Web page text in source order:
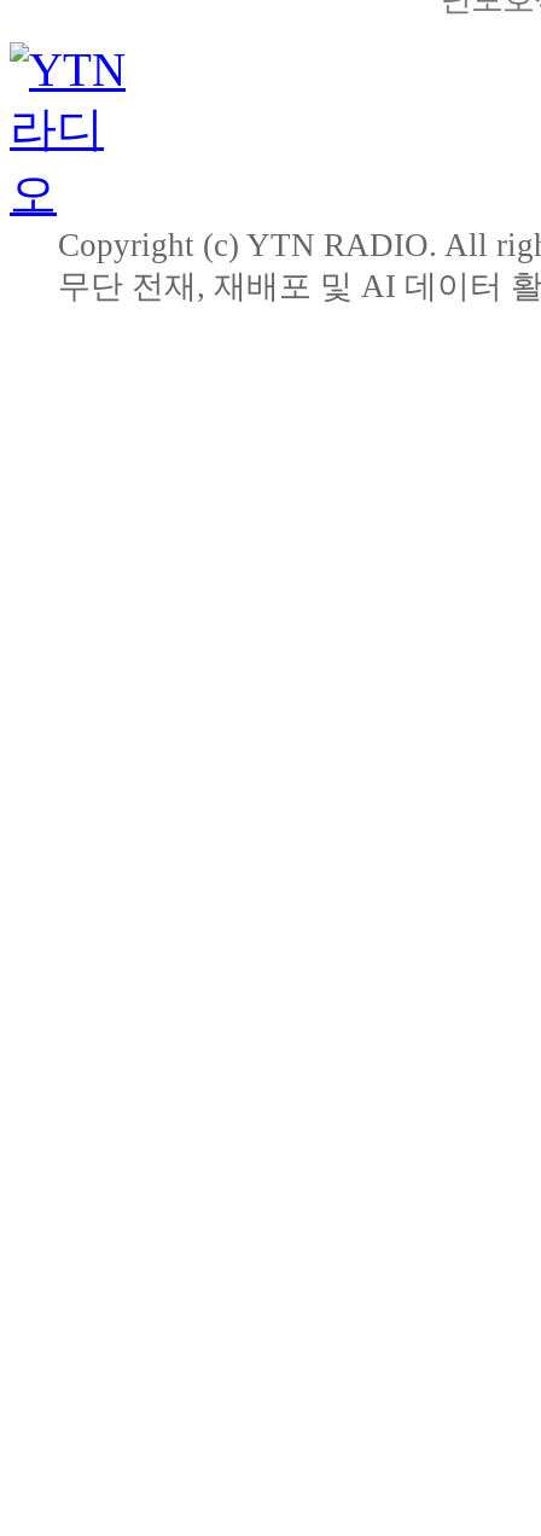
Copyright (c) YTN RADIO. All
무단 전재, 재배포 및 AI 데이터